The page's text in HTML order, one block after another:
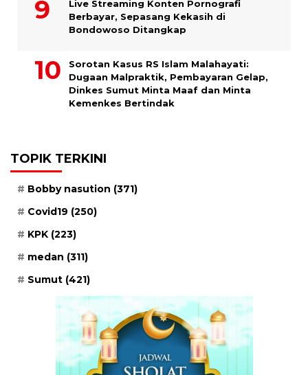
Live Streaming Konten Pornografi
Berbayar, Sepasang Kekasih di
Bondowoso Ditangkap
Sorotan Kasus RS Islam Malahayati:
Dugaan Malpraktik, Pembayaran Gelap,
Dinkes Sumut Minta Maaf dan Minta
Kemenkes Bertindak
TOPIK TERKINI
Bobby nasution (371)
Covid19 (250)
KPK (223)
medan (311)
Sumut (421)